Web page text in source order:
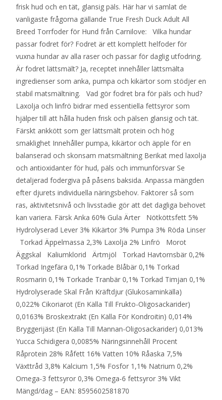
frisk hud och en tät, glansig päls. Här har vi samlat de
vanligaste frågorna gällande True Fresh Duck Adult All
Breed Torrfoder för Hund från Carnilove: Vilka hundar
passar fodret för? Fodret är ett komplett helfoder för
vuxna hundar av alla raser och passar för daglig utfodring.
Är fodret lättsmält? Ja, receptet innehåller lättsmälta
ingredienser som anka, pumpa och kikärtor som stödjer en
stabil matsmältning. Vad gör fodret bra för päls och hud?
Laxolja och linfrö bidrar med essentiella fettsyror som
hjälper till att hålla huden frisk och pälsen glansig och tät.
Färskt ankkött som ger lättsmält protein och hög
smaklighet Innehåller pumpa, kikärtor och äpple för en
balanserad och skonsam matsmältning Berikat med laxolja
och antioxidanter för hud, päls och immunförsvar Se
detaljerad fodergiva på påsens baksida. Anpassa mängden
efter djurets individuella näringsbehov. Faktorer så som
ras, aktivitetsnivå och livsstadie gör att det dagliga behovet
kan variera. Färsk Anka 60% Gula Ärter Nötköttsfett 5%
Hydrolyserad Lever 3% Kikärtor 3% Pumpa 3% Röda Linser
Torkad Äppelmassa 2,3% Laxolja 2% Linfrö Morot
Äggskal Kaliumklorid Ärtmjöl Torkad Havtornsbär 0,2%
Torkad Ingefära 0,1% Torkade Blåbär 0,1% Torkad
Rosmarin 0,1% Torkade Tranbär 0,1% Torkad Timjan 0,1%
Hydrolyserade Skal Från Kräftdjur (Glukosaminkälla)
0,022% Cikoriarot (En Källa Till Frukto-Oligosackarider)
0,0163% Broskextrakt (En Källa För Kondroitin) 0,014%
Bryggerijäst (En Källa Till Mannan-Oligosackarider) 0,013%
Yucca Schidigera 0,0085% Näringsinnehåll Procent
Råprotein 28% Råfett 16% Vatten 10% Råaska 7,5%
Växttråd 3,8% Kalcium 1,5% Fosfor 1,1% Natrium 0,2%
Omega-3 fettsyror 0,3% Omega-6 fettsyror 3% Vikt
Mängd/dag – EAN: 8595602581870